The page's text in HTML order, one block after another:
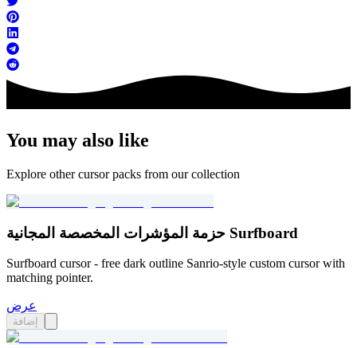
You may also like
Explore other cursor packs from our collection
حزمة المؤشرات المخصصة المجانية Surfboard
Surfboard cursor - free dark outline Sanrio-style custom cursor with
matching pointer.
عرض
إضافة